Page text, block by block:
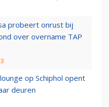
probeert onrust bij
over overname TAP
op Schiphol opent
deuren